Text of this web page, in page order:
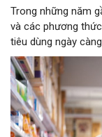
Trong những năm
và các phương
tiêu dùng ngày
dùng được tiếp
và được hỗ trợ kịp
tiêu dùng hàng